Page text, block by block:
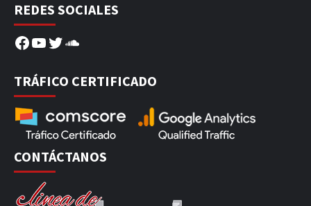
REDES SOCIALES
Facebook
YouTube
Twitter
SoundCloud
TRÁFICO CERTIFICADO
CONTÁCTANOS